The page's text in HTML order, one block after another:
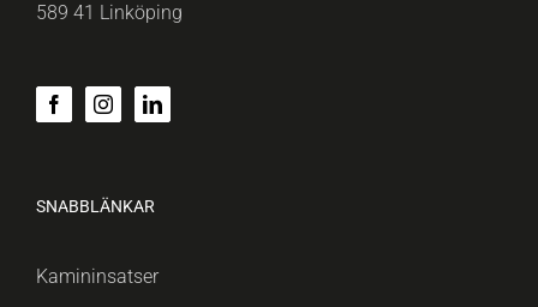
589 41 Linköping
SNABBLÄNKAR
Kamininsatser